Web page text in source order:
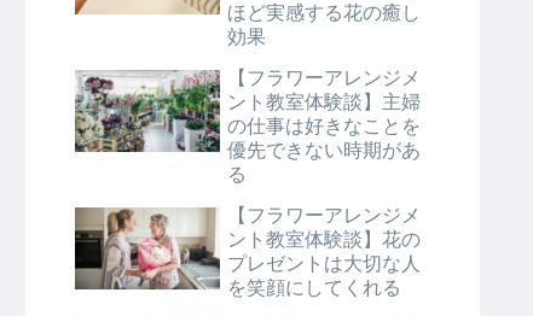
ほど実感する花の癒し
効果
【フラワーアレンジメ
ント教室体験談】主婦
の仕事は好きなことを
優先できない時期があ
る
【フラワーアレンジメ
ント教室体験談】花の
プレゼントは大切な人
を笑顔にしてくれる